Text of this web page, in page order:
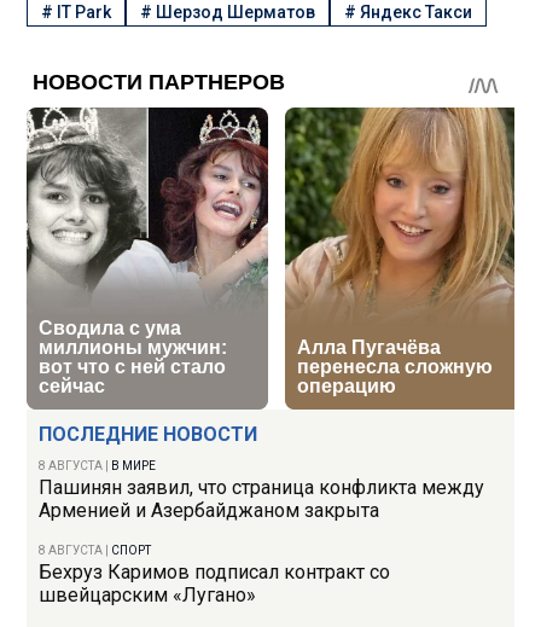
ПОСЛЕДНИЕ НОВОСТИ
8 АВГУСТА В МИРЕ
Пашинян заявил, что страница конфликта между
Арменией и Азербайджаном закрыта
8 АВГУСТА СПОРТ
Бехруз Каримов подписал контракт со
швейцарским «Лугано»
# IT Park # Шерзод Шерматов # Яндекс Такси